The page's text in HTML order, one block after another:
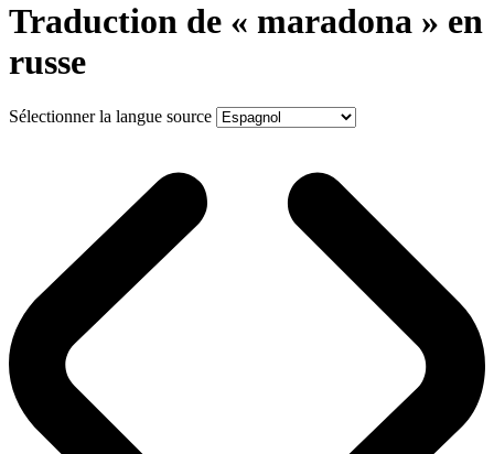
Traduction de « maradona » en
russe
Sélectionner la langue source